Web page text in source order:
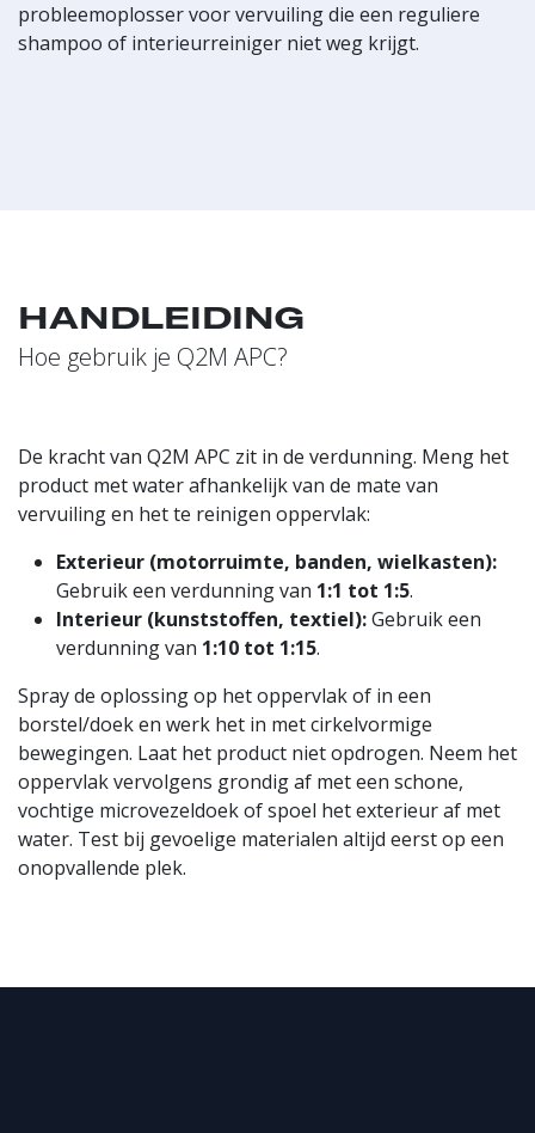
probleemoplosser voor vervuiling die een reguliere
shampoo of interieurreiniger niet weg krijgt.
HANDLEIDING
Hoe gebruik je Q2M APC?
De kracht van Q2M APC zit in de verdunning. Meng het
product met water afhankelijk van de mate van
vervuiling en het te reinigen oppervlak:
Exterieur (motorruimte, banden, wielkasten):
Gebruik een verdunning van 1:1 tot 1:5.
Interieur (kunststoffen, textiel):Gebruik een
verdunning van 1:10 tot 1:15.
Spray de oplossing op het oppervlak of in een
borstel/doek en werk het in met cirkelvormige
bewegingen. Laat het product niet opdrogen. Neem het
oppervlak vervolgens grondig af met een schone,
vochtige microvezeldoek of spoel het exterieur af met
water. Test bij gevoelige materialen altijd eerst op een
onopvallende plek.